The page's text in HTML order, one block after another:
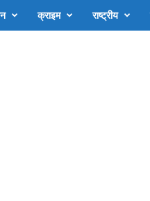
क्राइम राष्ट्रीय